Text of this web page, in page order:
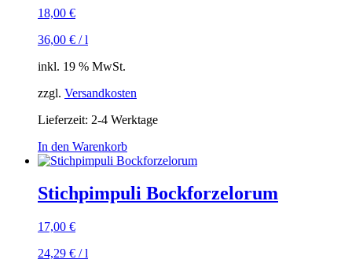
18,00 €
36,00 € /l
inkl. 19 % MwSt.
zzgl. Versandkosten
Lieferzeit: 2-4 Werktage
In den Warenkorb
Stichpimpuli Bockforzelorum
17,00 €
24,29 € /l